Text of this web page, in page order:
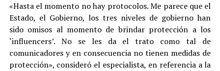
«Hasta el momento no hay protocolos. Me parece que el
Estado, el Gobierno, los tres niveles de gobierno han
sido omisos al momento de brindar protección a los
‘influencers’. No se les da el trato como tal de
comunicadores y en consecuencia no tienen medidas de
protección», consideró el especialista, en referencia a la